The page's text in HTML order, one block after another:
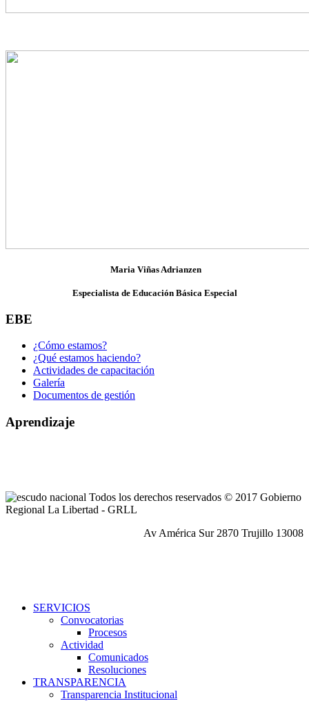
Maria Viñas Adrianzen
Especialista de Educación Básica Especial
EBE
¿Cómo estamos?
¿Qué estamos haciendo?
Actividades de capacitación
Galería
Documentos de gestión
Aprendizaje
Todos los derechos reservados © 2017 Gobierno
Regional La Libertad - GRLL
Av América Sur 2870 Trujillo 13008
SERVICIOS
Convocatorias
Procesos
Actividad
Comunicados
Resoluciones
TRANSPARENCIA
Transparencia Institucional